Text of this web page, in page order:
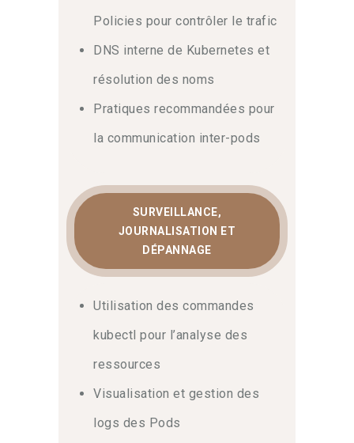
Policies pour contrôler le trafic
DNS interne de Kubernetes et
résolution des noms
Pratiques recommandées pour
la communication inter-pods
SURVEILLANCE,
JOURNALISATION ET
DÉPANNAGE
Utilisation des commandes
kubectl pour l’analyse des
ressources
Visualisation et gestion des
logs des Pods